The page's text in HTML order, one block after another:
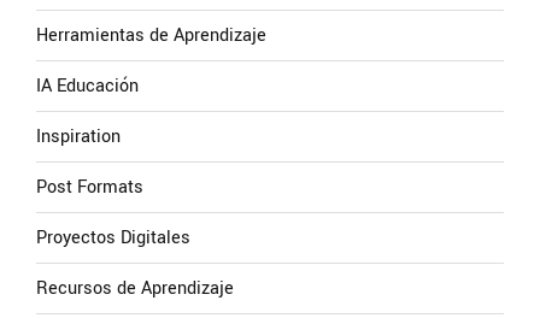
Herramientas de Aprendizaje
IA Educación
Inspiration
Post Formats
Proyectos Digitales
Recursos de Aprendizaje